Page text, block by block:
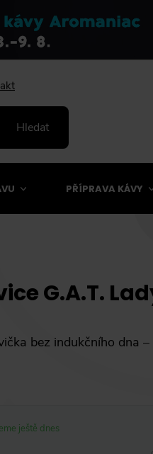
Hledat
PŘÍPRAVA KÁVY
G.A.T.
bez indukčního dna –
ještě dnes